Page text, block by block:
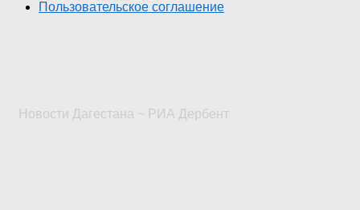
Пользовательское соглашение
Новости Дагестана ~ РИА Дербент